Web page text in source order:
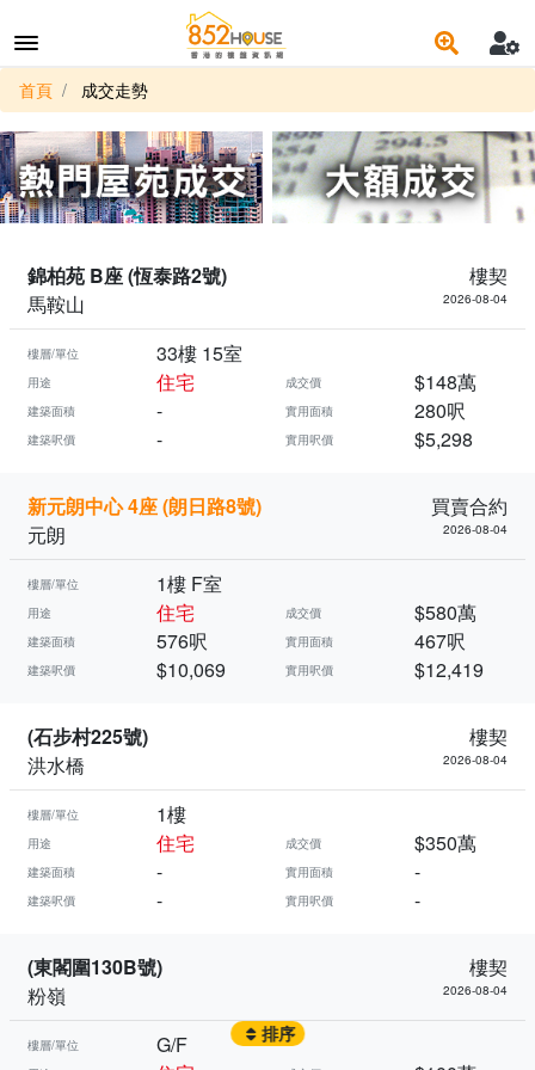
首頁 成交走勢
錦柏苑 B座 (恆泰路2號)
樓契
馬鞍山
2026-08-04
樓層/單位 33樓 15室
用途 住宅 成交價 $148萬
建築面積 - 實用面積 280呎
建築呎價 - 實用呎價 $5,298
新元朗中心 4座 (朗日路8號)
買賣合約
元朗
2026-08-04
樓層/單位 1樓 F室
用途 住宅 成交價 $580萬
建築面積 576呎 實用面積 467呎
建築呎價 $10,069 實用呎價 $12,419
(石步村225號)
樓契
洪水橋
2026-08-04
樓層/單位 1樓
用途 住宅 成交價 $350萬
建築面積 - 實用面積 -
建築呎價 - 實用呎價 -
(東閣圍130B號)
樓契
粉嶺
2026-08-04
樓層/單位 G/F 排序